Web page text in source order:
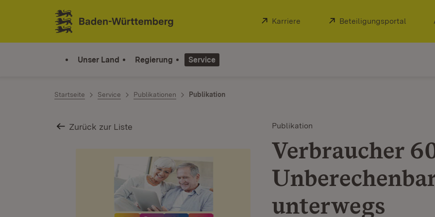
Zum Inhalt springen
Link zur Startseite
Extern:
Karriere (Öffnet in neuem Fenster)
Extern:
Beteiligungsportal
Unser Land Regierung Service
Startseite Service Publikationen Publikation
Zurück zur Liste Publikation
Verbraucher
unterwegs